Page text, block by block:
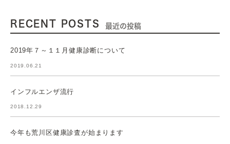
RECENT POSTS 最近の投稿
2019年７～１１月健康診断について
2019.06.21
インフルエンザ流行
2018.12.29
今年も荒川区健康診査が始まります